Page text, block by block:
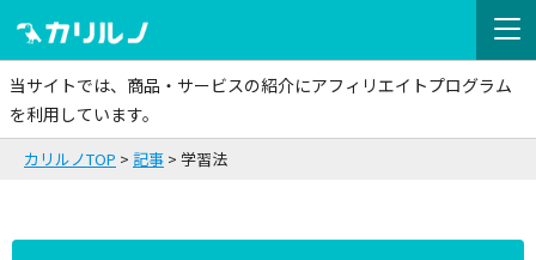
当サイトでは、商品・サービスの紹介にアフィリエイトプログラム
を利用しています。
カリルノTOP 記事 学習法